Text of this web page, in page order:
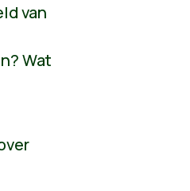
van
Wat